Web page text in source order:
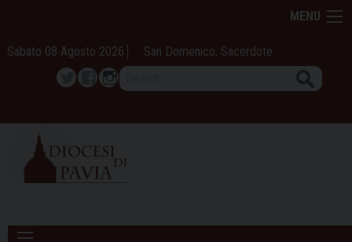
content
MENU
Sabato 08 Agosto 2026 San Domenico, Sacerdote
TwitterFacebook
Instagram